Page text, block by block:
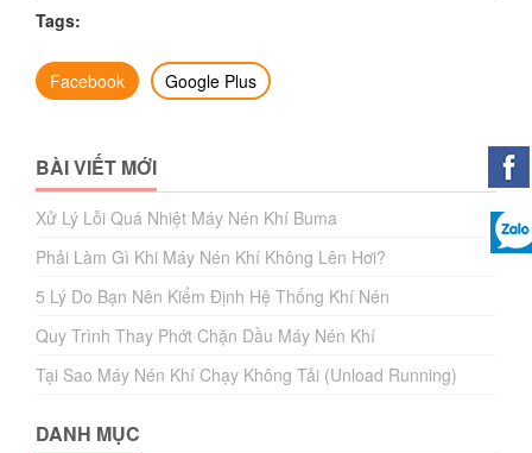
Tags:
Facebook Google Plus
BÀI VIẾT MỚI
Xử Lý Lỗi Quá Nhiệt Máy Nén Khí Buma
Phải Làm Gì Khi Máy Nén Khí Không Lên Hơi?
5 Lý Do Bạn Nên Kiểm Định Hệ Thống Khí Nén
Quy Trình Thay Phớt Chặn Dầu Máy Nén Khí
Tại Sao Máy Nén Khí Chạy Không Tải (Unload Running)
DANH MỤC